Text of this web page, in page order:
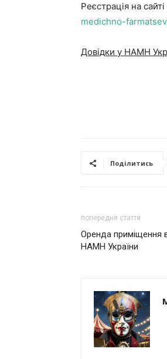
Реєстрація на
medichno-
Довідки у НАМН
Поділитись
попередня стаття
Оренда приміщення в
НАМН України